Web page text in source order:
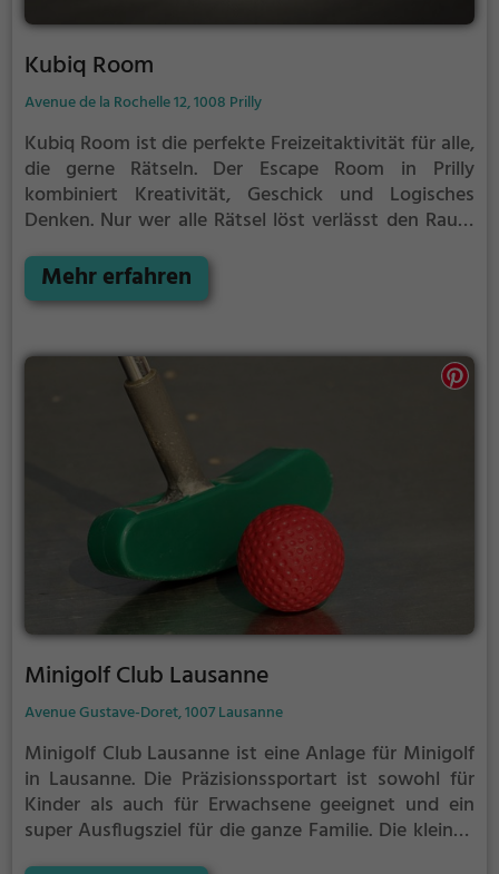
Kubiq Room
Avenue de la Rochelle 12, 1008 Prilly
Kubiq Room ist die perfekte Freizeitaktivität für alle,
die gerne Rätseln. Der Escape Room in Prilly
kombiniert Kreativität, Geschick und Logisches
Denken. Nur wer alle Rätsel löst verlässt den Raum
gewinnen. Im Escape Room ist für Einzelkämpfer
kein Platz. Nur wer als Gruppe zusammenarbeitet
lösen.
Mehr erfahren
Minigolf Club Lausanne
Avenue Gustave-Doret, 1007 Lausanne
Minigolf Club Lausanne ist eine Anlage für Minigolf
in Lausanne. Die Präzisionssportart ist sowohl für
Kinder als auch für Erwachsene geeignet und ein
super Ausflugsziel für die ganze Familie. Die kleinen